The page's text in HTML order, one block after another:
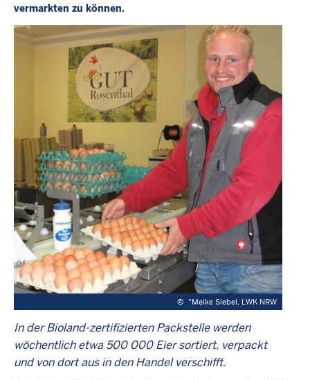
vermarkten zu können.
© "Meike Siebel, LWK NRW
In der Bioland-zertifizierten Packstelle werden
wöchentlich etwa 500 000 Eier sortiert, verpackt
und von dort aus in den Handel verschifft.